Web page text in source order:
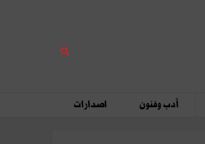
أدب وفنون اصدارات